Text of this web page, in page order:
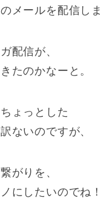
メールを配信しま
配信が、
たのかなーと。
ょっとした
ないのですが、
がりを、
にしたいのでね！